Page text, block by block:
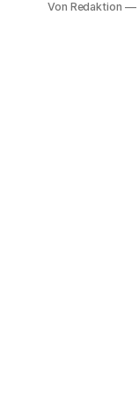
Von Redaktion